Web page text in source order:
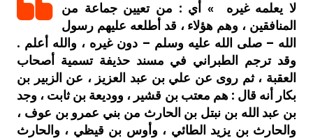
لا يعلمه غيره » أي : من تعيين جماعة من
المنافقين ، وهم هؤلاء ، قد أطلعه عليهم رسول
الله – صلى الله عليه وسلم – دون غيره ، والله أعلم .
وقد ترجم الطبراني في مسند حذيفة تسمية أصحاب
العقبة ، ثم روى عن علي بن عبد العزيز ، عن الزبير بن
بكار أنه قال : هم معتب بن قشير ، ووديعة بن ثابت ، وجد
بن عبد الله بن نبتل بن الحارث من بني عمرو بن عوف ،
والحارث بن يزيد الطائي ، وأوس بن قيظي ، والحارث